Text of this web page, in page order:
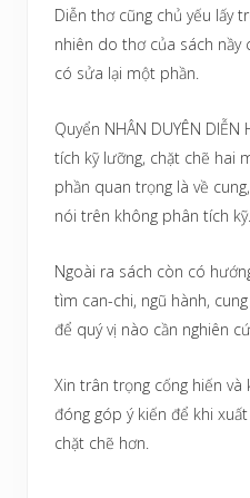
Diễn thơ cũng chủ yếu lấy
nhiên do thơ của sách nầy
có sửa lại một phần.
Quyển NHÂN DUYÊN
tích kỹ lưỡng, chặt chẽ hai
phần quan trọng là về
nói trên không phân tích kỹ.
Ngoài ra sách còn có
tìm can-chi, ngũ hành,
để quý vị nào cần nghiên
Xin trân trọng cống hiến và
đóng góp ý kiến để khi
chặt chẽ hơn.